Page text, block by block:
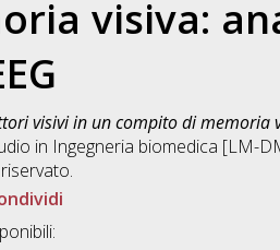
visiva:
visivi in un compito di memoria
in Ingegneria biomedica [LM-